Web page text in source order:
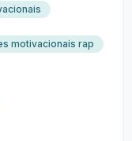
motivacionais rap